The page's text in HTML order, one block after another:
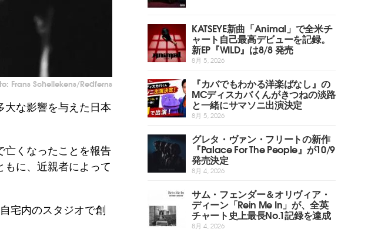
Frans Schellekens/Redferns
大な影響を与えた日本
亡くなったことを報告
もに、近親者によって
宅内のスタジオで創
KATSEYE新曲「Animal」で全米チ
ャート自己最高デビューを記録。
新EP『WILD』は8/8 発売
8月 5, 2026
『カバでもわかる洋楽ばなし』の
MCディスカバくんがきつねの淡路
と一緒にサマソニ出演決定
8月 5, 2026
グレタ・ヴァン・フリートの新作
『Palace For The People』が10/9
発売決定
8月 4, 2026
サム・フェンダー＆オリヴィア・
ディーン「Rein Me In」が、全英
チャート史上最長No.1記録を達成
8月 4, 2026